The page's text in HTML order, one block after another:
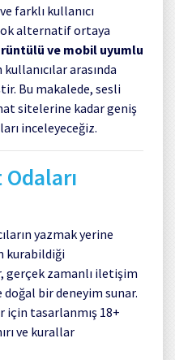
farklı kullanıcı
alternatif ortaya
ve mobil uyumlu
arasında
Bu makalede, sesli
sitelerine kadar geniş
inceleyeceğiz.
yazmak yerine
kurabildiği
gerçek zamanlı iletişim
doğal bir deneyim sunar.
için tasarlanmış 18+
ve kurallar